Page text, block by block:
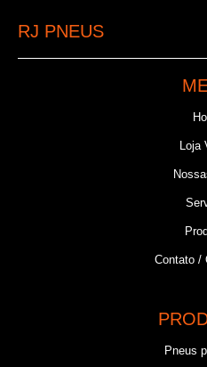
RJ PNEUS
Loja
Contato /
Pneus